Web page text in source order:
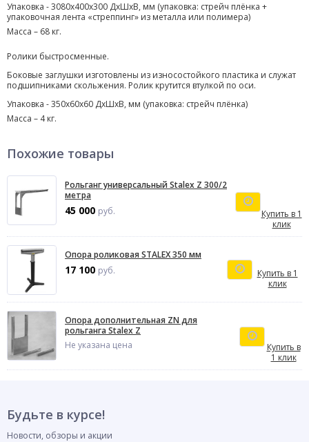
Упаковка - 3080х400х300 ДхШхВ, мм (упаковка: стрейч плёнка +
упаковочная лента «стреппинг» из металла или полимера)
Масса – 68 кг.
Ролики быстросменные.
Боковые заглушки изготовлены из износостойкого пластика и служат
подшипниками скольжения. Ролик крутится втулкой по оси.
Упаковка - 350х60х60 ДхШхВ, мм (упаковка: стрейч плёнка)
Масса – 4 кг.
Похожие товары
Рольганг универсальный Stalex Z 300/2
метра
45 000 руб.
Купить в 1
клик
Опора роликовая STALEX 350 мм
17 100 руб.
Купить в 1
клик
Опора дополнительная ZN для
рольганга Stalex Z
Не указана цена
Купить в
1 клик
Будьте в курсе!
Новости, обзоры и акции